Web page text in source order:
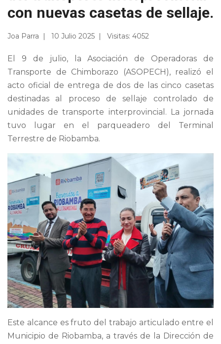
con nuevas casetas de sellaje.
Joa Parra 10 Julio 2025 Visitas: 4052
El 9 de julio, la Asociación de Operadoras de
Transporte de Chimborazo (ASOPECH), realizó el
acto oficial de entrega de dos de las cinco casetas
destinadas al proceso de sellaje controlado de
unidades de transporte interprovincial. La jornada
tuvo lugar en el parqueadero del Terminal
Terrestre de Riobamba.
Este alcance es fruto del trabajo articulado entre el
Municipio de Riobamba, a través de la Dirección de